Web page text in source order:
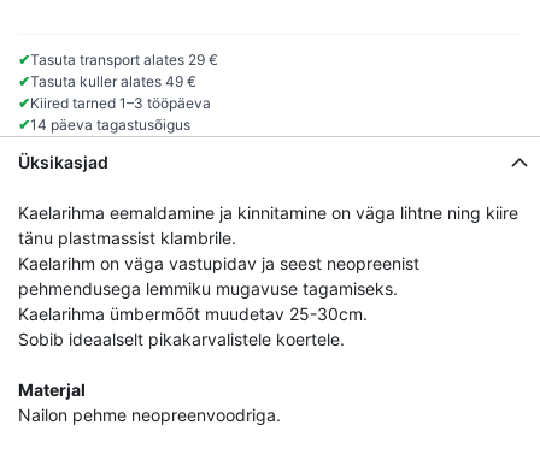
✔Tasuta transport alates 29 €
✔Tasuta kuller alates 49 €
✔Kiired tarned 1–3 tööpäeva
✔14 päeva tagastusõigus
Üksikasjad
Kaelarihma eemaldamine ja kinnitamine on väga lihtne ning kiire
tänu plastmassist klambrile.
Kaelarihm on väga vastupidav ja seest neopreenist
pehmendusega lemmiku mugavuse tagamiseks.
Kaelarihma ümbermõõt muudetav 25-30cm.
Sobib ideaalselt pikakarvalistele koertele.
Materjal
Nailon pehme neopreenvoodriga.